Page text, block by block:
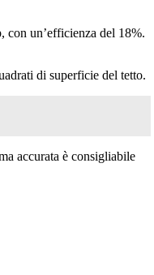
con un’efficienza del 18%.
di superficie del tetto.
accurata è consigliabile